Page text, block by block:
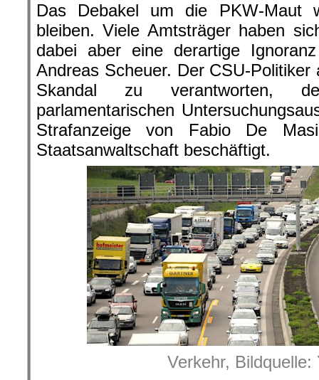
Das Debakel um die PKW-Maut
bleiben. Viele Amtsträger haben
dabei aber eine derartige
Andreas Scheuer. Der CSU-
Skandal zu verantworten,
parlamentarischen
Strafanzeige von Fabio De
Staatsanwaltschaft beschäftigt.
Verkehr, Bildquelle: